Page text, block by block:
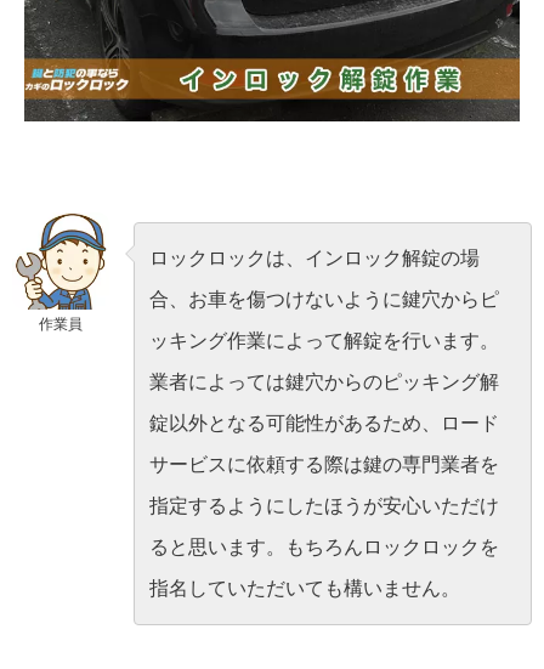
作業員
ロックロックは、インロック解錠の場
合、お車を傷つけないように鍵穴からピ
ッキング作業によって解錠を行います。
業者によっては鍵穴からのピッキング解
錠以外となる可能性があるため、ロード
サービスに依頼する際は鍵の専門業者を
指定するようにしたほうが安心いただけ
ると思います。もちろんロックロックを
指名していただいても構いません。